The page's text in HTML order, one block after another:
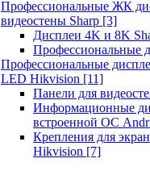
Профессиональные ЖК
видеостены Sharp [3]
Дисплеи 4K и 8K
Профессиональные
Профессиональные
LED Hikvision [11]
Панели для
Информационные
встроенной ОС
Крепления для
Hikvision [7]